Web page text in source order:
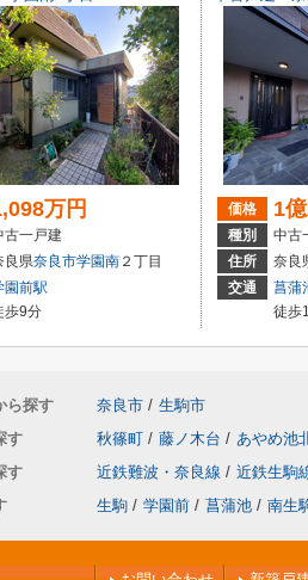
万円
古一戸建
良県奈良市学園南 ２丁目
園前駅
歩9分
価格 1
種別
中古
住所
奈良
交通
菖蒲
徒歩
ら探す 奈良市 / 生駒市
す
秋篠町 / 藤ノ木台 / あやめ池
す
近鉄難波・奈良線 / 近鉄生駒
生駒 / 学園前 / 菖蒲池 / 南生